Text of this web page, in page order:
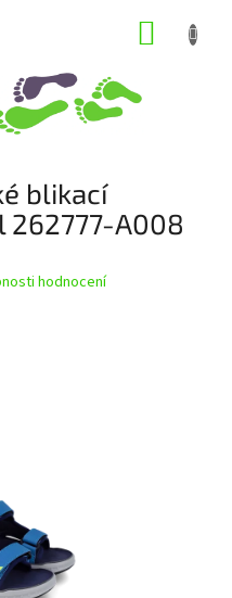
blikací
262777-A008
hodnocení